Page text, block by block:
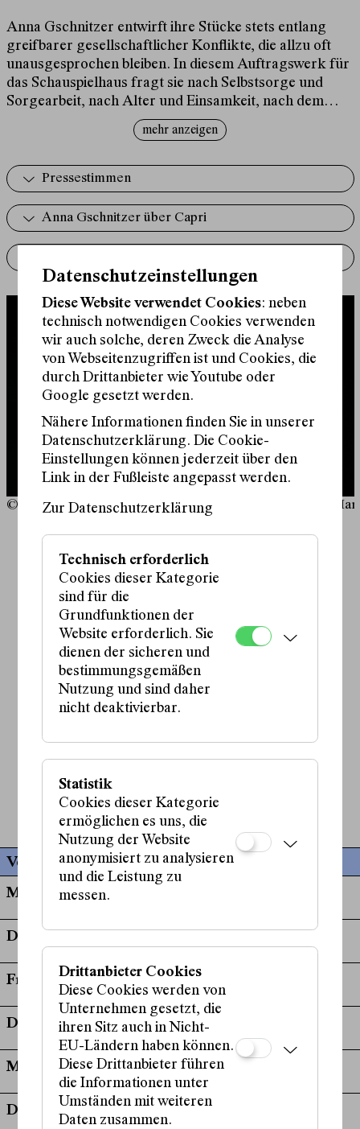
Anna Gschnitzer entwirft ihre Stücke stets entlang
greifbarer gesellschaftlicher Konflikte, die allzu oft
unausgesprochen bleiben. In diesem Auftragswerk für
das Schauspielhaus fragt sie nach Selbstsorge und
Sorgearbeit, nach Alter und Einsamkeit, nach dem
Verletzlichen und dem Zärtlichen in den Beziehungen
von Müttern und Töchtern.
Die Regisseurin Valerie Voigt widmet sich in Ihrer
Arbeit der neuen Dramatik und der Zusammenarbeit
mit Autor:innen. Sie verbindet intensive Textarbeit mit
musikalischen und choreographischen Elementen. Mit
Capriinszeniert sie erstmals am Schauspielhaus Wien.
mehr anzeigen
Pressestimmen
Anna Gschnitzer über Capri
© Marcella Ruiz Cruz ©
Iris Becher,
Florentine Krafft
Ursula Reiter
Regie:
Valerie Voigt
Bühne:
Thomas Garvie
Kostüme:
Vergangene Termine
Mi, 08. Mai, 20:00 Uhr
Do, 09. Mai, 20:00 Uhr
Fr, 10. Mai, 20:00 Uhr
Di, 08. Oktober, 20:00 Uhr
Mi, 09. Oktober, 20:00 Uhr
Do, 10. Oktober, 20:00 Uhr
Datenschutzeinstellungen
Diese Website verwendet Cookies: neben
technisch notwendigen Cookies verwenden
wir auch solche, deren Zweck die Analyse
von Webseitenzugriffen ist und Cookies, die
durch Drittanbieter wie Youtube oder
Google gesetzt werden.
Nähere Informationen finden Sie in unserer
Datenschutzerklärung. Die Cookie-
Einstellungen können jederzeit über den
Link in der Fußleiste angepasst werden.
Zur Datenschutzerklärung
Technisch erforderlich
Cookies dieser Kategorie
sind für die
Grundfunktionen der
Website erforderlich. Sie
dienen der sicheren und
bestimmungsgemäßen
Nutzung und sind daher
nicht deaktivierbar.
Statistik
Cookies dieser Kategorie
ermöglichen es uns, die
Nutzung der Website
anonymisiert zu analysieren
und die Leistung zu
messen.
Drittanbieter Cookies
Diese Cookies werden von
Unternehmen gesetzt, die
ihren Sitz auch in Nicht-
EU-Ländern haben können.
Diese Drittanbieter führen
die Informationen unter
Umständen mit weiteren
Daten zusammen.